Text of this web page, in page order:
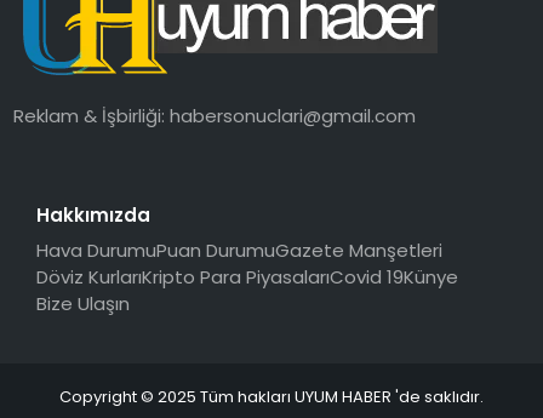
Reklam & İşbirliği:habersonuclari@gmail.com
Hakkımızda
Hava DurumuPuan DurumuGazete Manşetleri
Döviz KurlarıKripto Para PiyasalarıCovid 19Künye
Bize Ulaşın
Copyright © 2025 Tüm hakları UYUM HABER 'de saklıdır.